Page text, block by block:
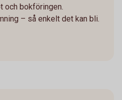
och bokföringen.
– så enkelt det kan bli.